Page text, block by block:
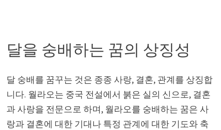
달을 숭배하는 꿈의 상징성
달 숭배를 꿈꾸는 것은 종종 사랑, 결혼, 관계를 상징합
니다. 월라오는 중국 전설에서 붉은 실의 신으로, 결혼
과 사랑을 전문으로 하며, 월라오를 숭배하는 꿈은 사
랑과 결혼에 대한 기대나 특정 관계에 대한 기도와 축